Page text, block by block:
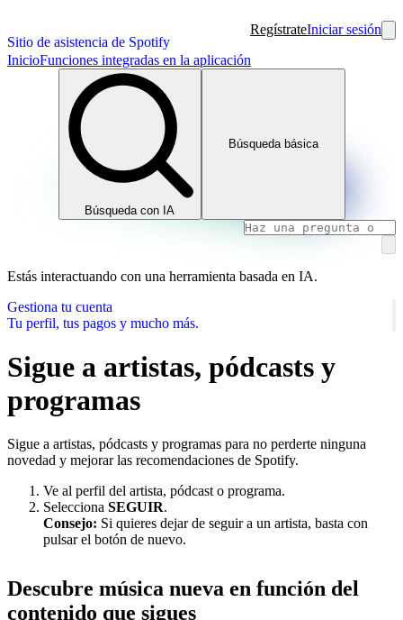
Sitio de asistencia de Spotify
RegístrateIniciar sesión
InicioFunciones integradas en la aplicación
Búsqueda con IA
Búsqueda básica
Estás interactuando con una herramienta basada en IA.
Gestiona tu cuenta
Tu perfil, tus pagos y mucho más.
Sigue a artistas, pódcasts y
programas
Sigue a artistas, pódcasts y programas para no perderte ninguna
novedad y mejorar las recomendaciones de Spotify.
Ve al perfil del artista, pódcast o programa.
Selecciona SEGUIR.
Consejo: Si quieres dejar de seguir a un artista, basta con
pulsar el botón de nuevo.
Descubre música nueva en función del
contenido que sigues